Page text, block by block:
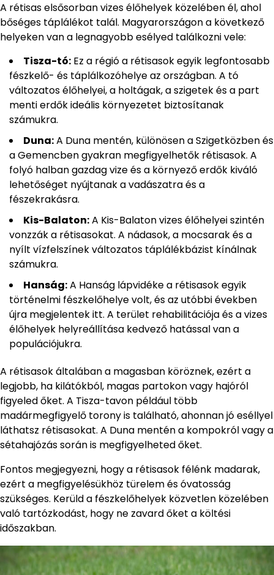
A rétisas elsősorban vizes élőhelyek közelében él, ahol
bőséges táplálékot talál. Magyarországon a következő
helyeken van a legnagyobb esélyed találkozni vele:
Tisza-tó: Ez a régió a rétisasok egyik legfontosabb
fészkelő- és táplálkozóhelye az országban. A tó
változatos élőhelyei, a holtágak, a szigetek és a part
menti erdők ideális környezetet biztosítanak
számukra.
Duna:A Duna mentén, különösen a Szigetközben és
a Gemencben gyakran megfigyelhetők rétisasok. A
folyó halban gazdag vize és a környező erdők kiváló
lehetőséget nyújtanak a vadászatra és a
fészekrakásra.
Kis-Balaton:A Kis-Balaton vizes élőhelyei szintén
vonzzák a rétisasokat. A nádasok, a mocsarak és a
nyílt vízfelszínek változatos táplálékbázist kínálnak
számukra.
Hanság:A Hanság lápvidéke a rétisasok egyik
történelmi fészkelőhelye volt, és az utóbbi években
újra megjelentek itt. A terület rehabilitációja és a vizes
élőhelyek helyreállítása kedvező hatással van a
populációjukra.
A rétisasok általában a magasban köröznek, ezért a
legjobb, ha kilátókból, magas partokon vagy hajóról
figyeled őket. A Tisza-tavon például több
madármegfigyelő torony is található, ahonnan jó eséllyel
láthatsz rétisasokat. A Duna mentén a kompokról vagy a
sétahajózás során is megfigyelheted őket.
Fontos megjegyezni, hogy a rétisasok félénk madarak,
ezért a megfigyelésükhöz türelem és óvatosság
szükséges. Kerüld a fészkelőhelyek közvetlen közelében
való tartózkodást, hogy ne zavard őket a költési
időszakban.